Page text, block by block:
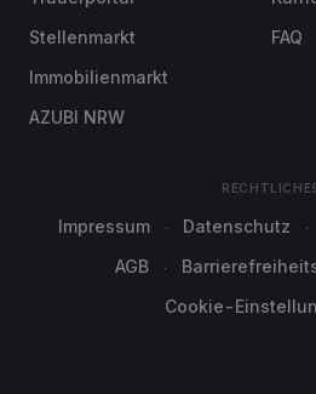
Stellenmarkt
Immobilienmarkt
AZUBI NRW
FAQ
Impressum Datenschutz
AGB
Cookie-